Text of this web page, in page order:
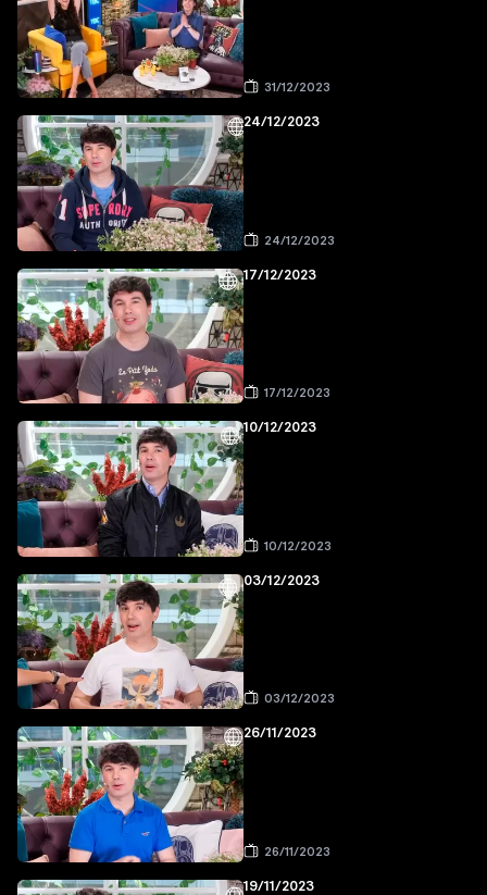
31/12/2023
24/12/2023
24/12/2023
17/12/2023
17/12/2023
10/12/2023
10/12/2023
03/12/2023
03/12/2023
26/11/2023
26/11/2023
19/11/2023